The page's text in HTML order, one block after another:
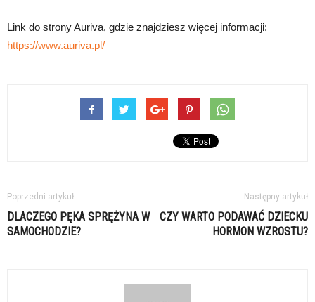
Link do strony Auriva, gdzie znajdziesz więcej informacji:
https://www.auriva.pl/
Poprzedni artykuł
DLACZEGO PĘKA SPRĘŻYNA W
SAMOCHODZIE?
Następny artykuł
CZY WARTO PODAWAĆ DZIECKU
HORMON WZROSTU?